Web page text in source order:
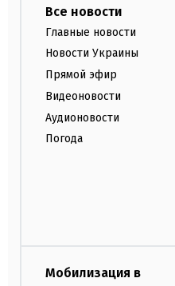
Все новости
Главные новости
Новости Украины
Прямой эфир
Видеоновости
Аудионовости
Погода
Мобилизация в